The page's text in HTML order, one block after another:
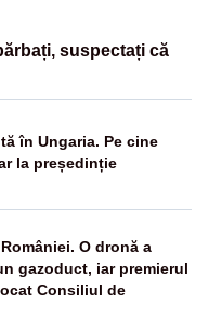
suspectați că
în Ungaria. Pe cine
la președinție
O dronă a
gazoduct, iar premierul
Consiliul de